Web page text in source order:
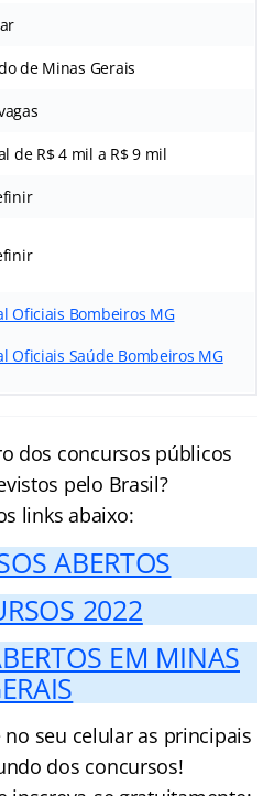
de Minas Gerais
de R$ 4 mil a R$ 9 mil
Oficiais Bombeiros MG
Oficiais Saúde Bombeiros MG
dos concursos públicos
pelo Brasil?
links abaixo:
ABERTOS
2022
EM MINAS
seu celular as principais
dos concursos!